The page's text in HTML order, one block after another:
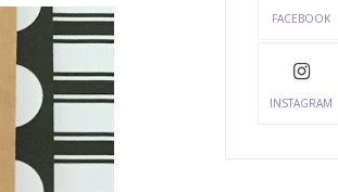
FACEBOOK
INSTAGRAM